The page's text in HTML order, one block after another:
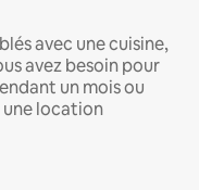
avec une cuisine,
avez besoin pour
un mois ou
location